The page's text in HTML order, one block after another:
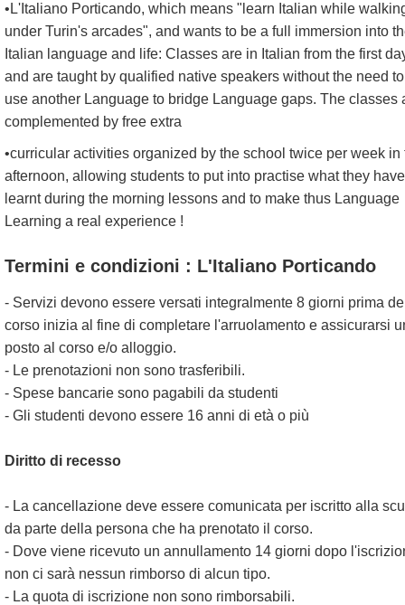
•L'Italiano Porticando, which means "learn Italian while
under Turin's arcades", and wants to be a full immersion into
Italian language and life: Classes are in Italian from the first
and are taught by qualified native speakers without the need to
use another Language to bridge Language gaps. The classes
complemented by free extra
•curricular activities organized by the school twice per week in
afternoon, allowing students to put into practise what they have
learnt during the morning lessons and to make thus Language
Learning a real experience !
Termini e condizioni : L'Italiano Porticando
- Servizi devono essere versati integralmente 8 giorni prima
corso inizia al fine di completare l'arruolamento e assicurarsi
posto al corso e/o alloggio.
- Le prenotazioni non sono trasferibili.
- Spese bancarie sono pagabili da studenti
- Gli studenti devono essere 16 anni di età o più
Diritto di recesso
- La cancellazione deve essere comunicata per iscritto alla
da parte della persona che ha prenotato il corso.
- Dove viene ricevuto un annullamento 14 giorni dopo
non ci sarà nessun rimborso di alcun tipo.
- La quota di iscrizione non sono rimborsabili.